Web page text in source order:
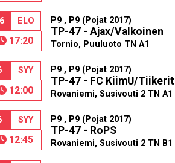
ELO
17:20
P9 , P9 (Pojat 2017)
TP-47 - Ajax/Valkoinen
Tornio, Puuluoto TN A1
SYY
12:00
P9 , P9 (Pojat 2017)
TP-47 - FC KiimU/Tiikerit
Rovaniemi, Susivouti 2 TN A1
SYY
12:45
P9 , P9 (Pojat 2017)
TP-47 - RoPS
Rovaniemi, Susivouti 2 TN B1